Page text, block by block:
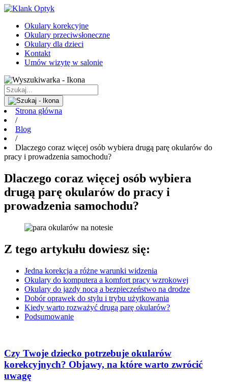
Okulary korekcyjne
Okulary przeciwsłoneczne
Okulary dla dzieci
Kontakt
Umów wizytę w salonie
Strona główna
/
Blog
/
Dlaczego coraz więcej osób wybiera drugą parę okularów do
pracy i prowadzenia samochodu?
Dlaczego coraz więcej osób wybiera
drugą parę okularów do pracy i
prowadzenia samochodu?
Z tego artykułu dowiesz się:
Jedna korekcja a różne warunki widzenia
Okulary do komputera a komfort pracy wzrokowej
Okulary do jazdy nocą a bezpieczeństwo na drodze
Dobór oprawek do stylu i trybu użytkowania
Kiedy warto rozważyć drugą parę okularów?
Podsumowanie
Czy Twoje dziecko potrzebuje okularów
korekcyjnych? Objawy, na które warto zwrócić
uwagę